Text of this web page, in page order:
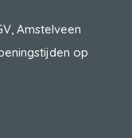
Amstelveen
op